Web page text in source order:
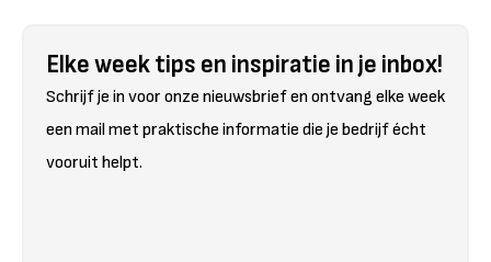
Elke week tips en inspiratie in je inbox!
Schrijf je in voor onze nieuwsbrief en ontvang elke week
een mail met praktische informatie die je bedrijf écht
vooruit helpt.